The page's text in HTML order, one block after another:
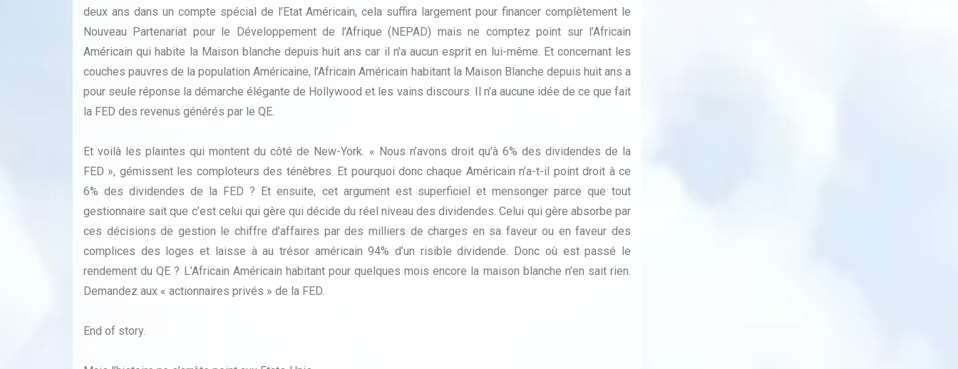
deux ans dans un compte spécial de l’Etat Américain, cela suffira largement pour financer complètement le
Nouveau Partenariat pour le Développement de l’Afrique (NEPAD) mais ne comptez point sur l’Africain
Américain qui habite la Maison blanche depuis huit ans car il n’a aucun esprit en lui-même. Et concernant les
couches pauvres de la population Américaine, l’Africain Américain habitant la Maison Blanche depuis huit ans a
pour seule réponse la démarche élégante de Hollywood et les vains discours. Il n’a aucune idée de ce que fait
la FED des revenus générés par le QE.
Et voilà les plaintes qui montent du côté de New-York. « Nous n’avons droit qu’à 6% des dividendes de la
FED », gémissent les comploteurs des ténèbres. Et pourquoi donc chaque Américain n’a-t-il point droit à ce
6% des dividendes de la FED ? Et ensuite, cet argument est superficiel et mensonger parce que tout
gestionnaire sait que c’est celui qui gère qui décide du réel niveau des dividendes. Celui qui gère absorbe par
ces décisions de gestion le chiffre d’affaires par des milliers de charges en sa faveur ou en faveur des
complices des loges et laisse à au trésor américain 94% d’un risible dividende. Donc où est passé le
rendement du QE ? L’Africain Américain habitant pour quelques mois encore la maison blanche n’en sait rien.
Demandez aux « actionnaires privés » de la FED.
End of story.